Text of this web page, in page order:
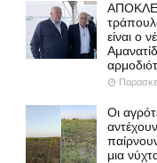
είναι ο
Οι
μια